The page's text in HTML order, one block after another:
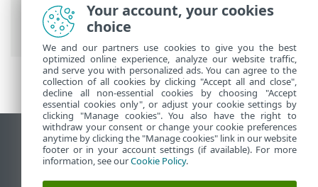
概觀>
針對 ESET LiveGuard Advanced 使
用 Proxy
> Apache HTTP Proxy
檢視桌面網站
End of Life
ESET 知識庫
Your account, your cookies
choice
We and our partners use cookies to give you the best
optimized online experience, analyze our website traffic,
and serve you with personalized ads. You can agree to the
collection of all cookies by clicking "Accept all and close",
decline all non-essential cookies by choosing "Accept
essential cookies only", or adjust your cookie settings by
clicking "Manage cookies". You also have the right to
withdraw your consent or change your cookie preferences
anytime by clicking the "Manage cookies" link in our website
footer or in your account settings (if available). For more
information, see ourCookie Policy.